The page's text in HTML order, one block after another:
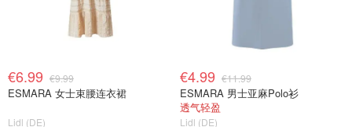
€6.99 €9.99
ESMARA 女士束腰连衣裙
Lidl (DE)
€4.99 €11.99
ESMARA 男士亚麻Polo衫
透气轻盈
Lidl (DE)